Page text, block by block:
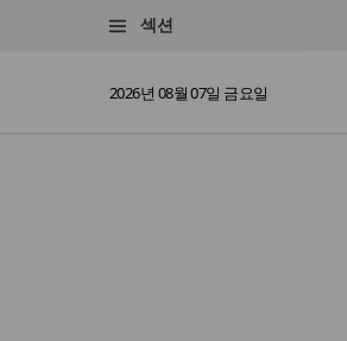
섹션
2026년 08월 07일 금요일